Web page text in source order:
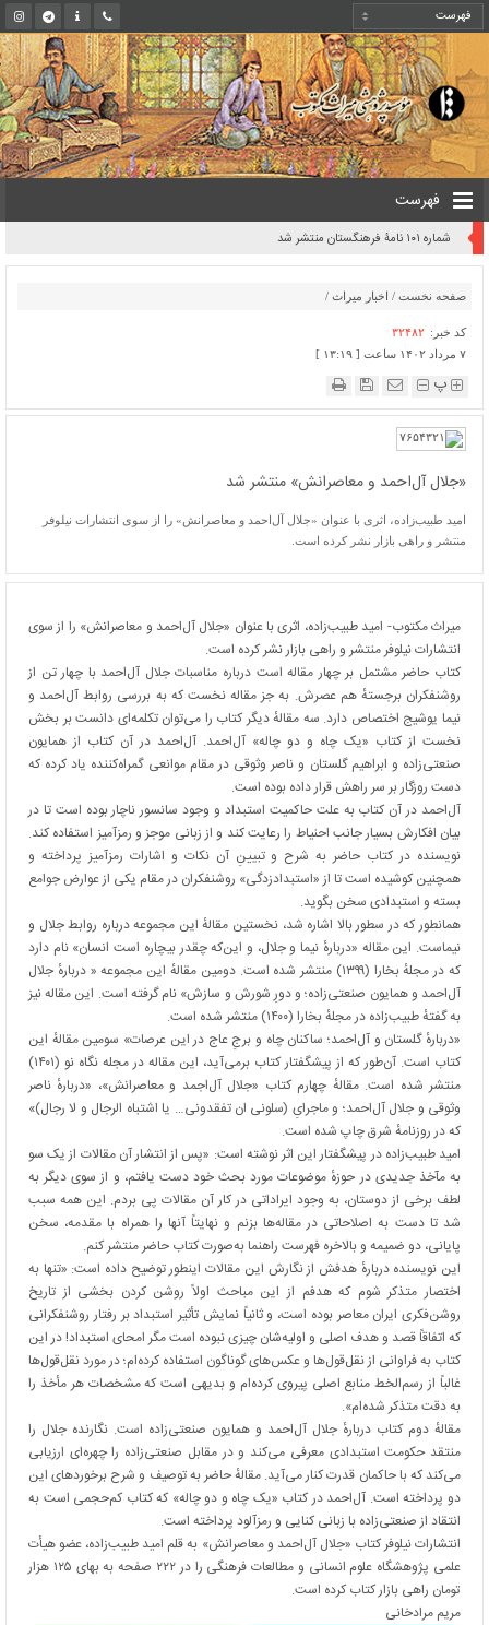
فهرست
شماره ۱۰۱ نامۀ فرهنگستان منتشر شد
صفحه نخست / اخبار میراث /
کد خبر: ۳۲۴۸۲
۷ مرداد ۱۴۰۲ ساعت [ ۱۳:۱۹ ]
پ
«جلال آل‌احمد و معاصرانش» منتشر شد
امید طبیب‌زاده، اثری با عنوان «جلال آل‌احمد و معاصرانش» را از سوی انتشارات نیلوفر
منتشر و راهی بازار نشر کرده است.
میراث مکتوب- امید طبیب‌زاده، اثری با عنوان «جلال آل‌احمد و معاصرانش» را از سوی
انتشارات نیلوفر منتشر و راهی بازار نشر کرده است.
کتاب حاضر مشتمل بر چهار مقاله است درباره مناسبات جلال آل‌احمد با چهار تن از
ر‌وشنفکران برجستهٔ هم عصرش. به جز مقاله نخست که به بررسی روابط آل‌احمد و
نیما یوشیج اختصاص دارد. سه مقالهٔ دیگر کتاب را می‌توان تکلمه‌ای دانست بر بخش
نخست از کتاب «یک چاه و دو‌ چاله» آل‌احمد. آل‌احمد در آن کتاب از همایون
صنعتی‌زاده و ابراهیم گلستان و ناصر وثوقی در مقام موانعی گمراه‌کننده یاد کرده که
دست روزگار بر سر راهش قرار داده بوده است.
آل‌احمد در آن کتاب به علت حاکمیت استبداد و وجود سانسور ناچار بوده است تا در
بیان افکارش بسیار جانب احنیاط را رعایت کند و از زبانی موجز و رمز‌آمیز استفاده کند.
نویسنده در کتاب حاضر به شرح و تبیینِ آن نکات و اشارات رمز‌آمیز پرداخته و
همچنین کوشیده است تا از «استبدادزدگی» روشنفکران در مقام یکی از عوارض جوامع
بسته و استبدادی سخن بگوید.
همانطور که در سطور بالا اشاره شد، نخستین مقالهٔ این مجموعه درباره روابط جلال و
نیماست. این مقاله «دربارهٔ نیما و جلال، و این‌که چقدر بیچاره است انسان» نام دارد
که در مجلهٔ بخارا (۱۳۹۹) منتشر شده است. دومین مقالهٔ این مجموعه « دربارهٔ جلال
آل‌احمد و همایون صنعتی‌زاده؛ و دورِ شورش و سازش» نام گرفته است. این مقاله نیز
به گفتهٔ طبیب‌زاده در مجلهٔ بخارا (۱۴۰۰) منتشر شده است.
«دربارهٔ گلستان و آل‌احمد؛ ساکنان چاه و برجِ عاج در این عرصات» سومین مقالهٔ این
کتاب است. آن‌طور که از پیشگفتار کتاب بر‌می‌آید، این مقاله در مجله نگاه نو (۱۴۰۱)
منتشر شده است. مقالهٔ چهارم کتاب «جلال آل‌اجمد و معاصرانش»، «دربارهٔ ناصر
وثوقی و جلال آل‌احمد؛ و ماجرایِ (سلونی ان تفقدونی… یا اشتباه الرجال و لا رجال)»
که در روزنامهٔ شرق چاپ شده است.
امید طبیب‌زاده در پیشگفتار این اثر نوشته است: «پس از انتشار آن مقالات از یک سو
به مآخذ جدیدی در حوزهٔ موضوعات مورد بحث خود دست یافتم، و از سوی دیگر به
لطف برخی از دوستان، به وجود ایراداتی در کار آن مقالات پی بردم. این همه سبب
شد تا دست به اصلاحاتی در مقاله‌ها بزنم و نهایتاً آنها را همراه با مقدمه، سخن
پایانی، دو ضمیمه و بالاخره فهرست راهنما به‌صورت کتاب حاضر منتشر کنم.
این نویسنده دربارهٔ هدفش از نگارش این مقالات اینطور توضیح داده است: «تنها به
اختصار متذکر شوم که هدفم از این مباحث اولاً روشن کردن بخشی از تاریخ
روشن‌فکری ایران معاصر بوده است، و ثانیاً نمایش تأثیر استبداد بر رفتار روشنفکرانی
که اتفاقاً قصد و هدف اصلی و اولیه‌شان چیزی نبوده است مگر امحای استبداد! در این
کتاب به فراوانی از نقل‌قول‌ها و عکس‌های گوناگون استفاده کرده‌ام؛ در مورد نقل‌قول‌ها
غالباً از رسم‌الخط منابع اصلی پیروی کرده‌ام و بدیهی است که مشخصات هر مأخذ را
به دقت متذکر شده‌ام».
مقالهٔ دوم کتاب دربارهٔ جلال آل‌احمد و همایون صنعتی‌زاده است. نگارنده جلال را
منتقد حکومت استبدادی معرفی می‌کند و در مقابل صنعتی‌زاده را چهره‌ای ارزیابی
می‌کند که با حاکمان قدرت کنار می‌آید. مقالهٔ حاضر به توصیف و شرح برخوردهای این
دو پرداخته است. آل‌احمد در کتاب «یک چاه و دو چاله» که کتاب کم‌حجمی است به
انتقاد از صنعتی‌زاده با زبانی کنایی و رمز‌آلود پرداخته است.
انتشارات نیلوفر کتاب «جلال آل‌احمد و معاصرانش» به قلم امید طبیب‌زاده، عضو هیأت
علمی پژوهشگاه علوم انسانی و مطالعات فرهنگی را در ۲۲۲ صفحه به بهای ۱۲۵ هزار
تومان راهی بازار کتاب کرده است.
مریم مرادخانی